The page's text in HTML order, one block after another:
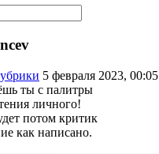
5 февраля 2023, 00:05
ты с палитры
личного!
потом критик
как написано.